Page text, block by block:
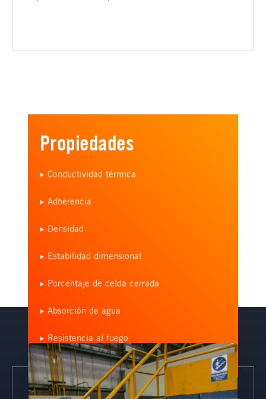
Propiedades
▸ Conductividad térmica
▸ Adherencia
▸ Densidad
▸ Estabilidad dimensional
▸ Porcentaje de celda cerrada
▸ Absorción de agua
▸ Resistencia al fuego